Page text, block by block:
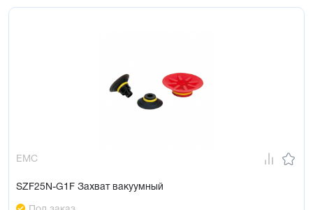
EMC
SZF25N-G1F Захват вакуумный